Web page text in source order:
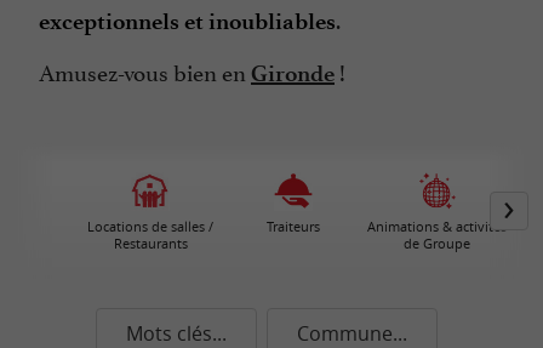
exceptionnels et inoubliables.
Amusez-vous bien en Gironde !
Locations de salles /
Restaurants
Traiteurs
Animations & activités
de Groupe
Mots clés... Commune...